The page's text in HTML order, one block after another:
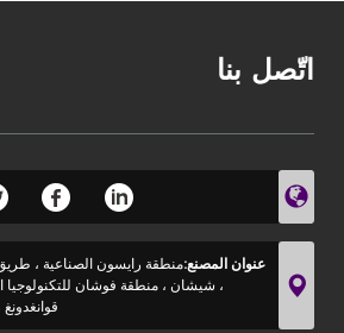
اتّصل بنا
عنوان المصنع:منطقة رايسون الصناعية ،
، شيشان ، منطقة فوشان للتكنولوجيا